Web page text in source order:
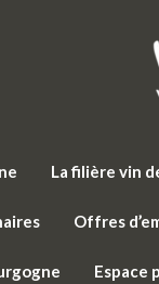
La filière vin
Offres
Espace